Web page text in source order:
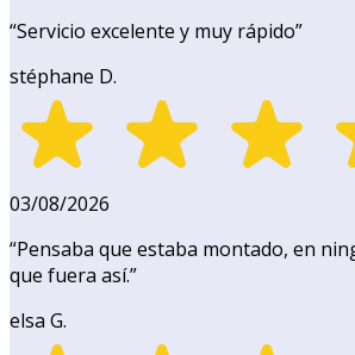
“Servicio excelente y muy rápido”
stéphane D.
03/08/2026
“Pensaba que estaba montado, en
que fuera así.”
elsa G.